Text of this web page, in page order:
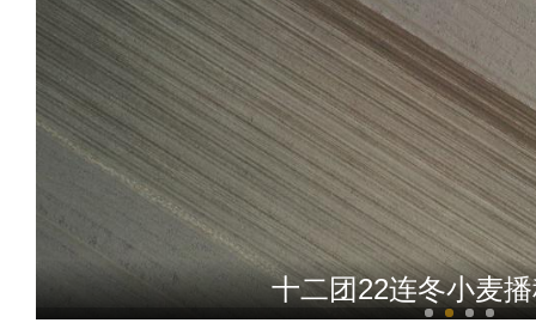
新疆昆玉市3000余亩水
十二团22连冬小麦